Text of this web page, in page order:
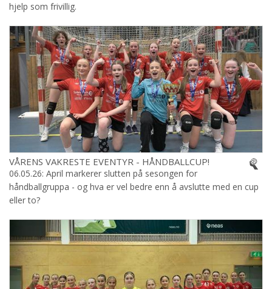
hjelp som frivillig.
VÅRENS VAKRESTE EVENTYR - HÅNDBALLCUP!
06.05.26: April markerer slutten på sesongen for
håndballgruppa - og hva er vel bedre enn å avslutte med en cup
eller to?